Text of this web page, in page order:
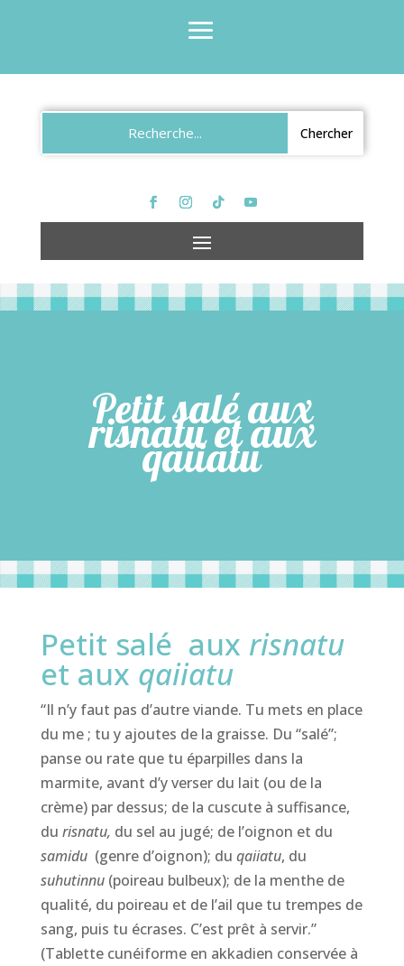
Petit salé aux
risnatu et aux
qaiiatu
Petit salé aux risnatu
et aux qaiiatu
“Il n’y faut pas d’autre viande. Tu mets en place
du me ; tu y ajoutes de la graisse. Du “salé”;
panse ou rate que tu éparpilles dans la
marmite, avant d’y verser du lait (ou de la
crème) par dessus; de la cuscute à suffisance,
du risnatu, du sel au jugé; de l’oignon et du
samidu (genre d’oignon); du qaiiatu, du
suhutinnu(poireau bulbeux); de la menthe de
qualité, du poireau et de l’ail que tu trempes de
sang, puis tu écrases. C’est prêt à servir.”
(Tablette cunéiforme en akkadien conservée à